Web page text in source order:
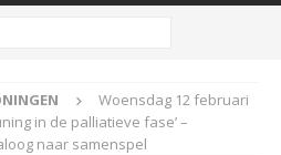
Woensdag 12 februari
in de palliatieve fase’ –
naar samenspel